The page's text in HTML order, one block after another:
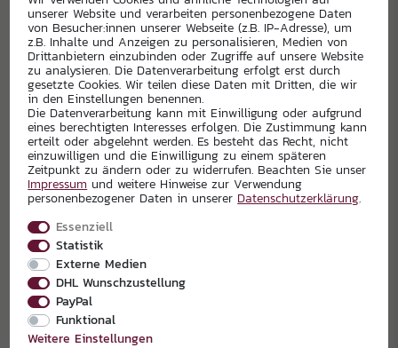
EXKLUSIVPARTNER
unserer Website und verarbeiten personenbezogene Daten
von Besucher:innen unserer Webseite (z.B. IP-Adresse), um
z.B. Inhalte und Anzeigen zu personalisieren, Medien von
Drittanbietern einzubinden oder Zugriffe auf unsere Website
zu analysieren. Die Datenverarbeitung erfolgt erst durch
gesetzte Cookies. Wir teilen diese Daten mit Dritten, die wir
in den Einstellungen benennen.
Die Datenverarbeitung kann mit Einwilligung oder aufgrund
eines berechtigten Interesses erfolgen. Die Zustimmung kann
erteilt oder abgelehnt werden. Es besteht das Recht, nicht
einzuwilligen und die Einwilligung zu einem späteren
Zeitpunkt zu ändern oder zu widerrufen. Beachten Sie unser
Impressum und weitere Hinweise zur Verwendung
personenbezogener Daten in unserer Daten­schutz­erklärung.
Essenziell
Statistik
Externe Medien
DHL Wunschzustellung
PayPal
Funktional
Weitere Einstellungen